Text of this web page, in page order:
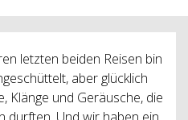
letzten beiden Reisen bin
aber glücklich
Klänge und Geräusche, die